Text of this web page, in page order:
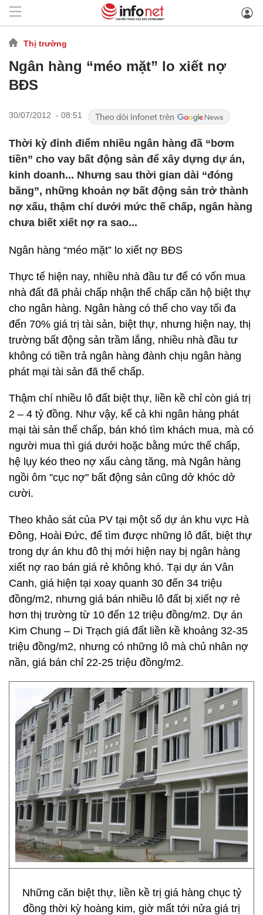
Thị trường
Ngân hàng “méo mặt” lo xiết nợ
BĐS
30/07/2012 - 08:51
Thời kỳ đỉnh điểm nhiều ngân hàng đã “bơm
tiền” cho vay bất động sản để xây dựng dự án,
kinh doanh... Nhưng sau thời gian dài “đóng
băng”, những khoản nợ bất động sản trở thành
nợ xấu, thậm chí dưới mức thế chấp, ngân hàng
chưa biết xiết nợ ra sao...
Ngân hàng “méo mặt” lo xiết nợ BĐS
Thực tế hiện nay, nhiều nhà đầu tư để có vốn mua
nhà đất đã phải chấp nhận thế chấp căn hộ biệt thự
cho ngân hàng. Ngân hàng có thể cho vay tối đa
đến 70% giá trị tài sản, biệt thự, nhưng hiện nay, thị
trường bất động sản trầm lắng, nhiều nhà đầu tư
không có tiền trả ngân hàng đành chịu ngân hàng
phát mại tài sản đã thế chấp.
Thậm chí nhiều lô đất biệt thự, liền kề chỉ còn giá trị
2 – 4 tỷ đồng. Như vậy, kể cả khi ngân hàng phát
mại tài sản thế chấp, bán khó tìm khách mua, mà có
người mua thì giá dưới hoặc bằng mức thế chấp,
hệ lụy kéo theo nợ xấu càng tăng, mà Ngân hàng
ngồi ôm "cục nợ" bất động sản cũng dở khóc dở
cười.
Theo khảo sát của PV tại một số dự án khu vực Hà
Đông, Hoài Đức, để tìm được những lô đất, biệt thự
trong dự án khu đô thị mới hiện nay bị ngân hàng
xiết nợ rao bán giá rẻ không khó. Tại dự án Vân
Canh, giá hiện tại xoay quanh 30 đến 34 triệu
đồng/m2, nhưng giá bán nhiều lô đất bị xiết nợ rẻ
hơn thị trường từ 10 đến 12 triệu đồng/m2. Dự án
Kim Chung – Di Trạch giá đất liền kề khoảng 32-35
triệu đồng/m2, nhưng có những lô mà chủ nhân nợ
nần, giá bán chỉ 22-25 triệu đồng/m2.
Những căn biệt thự, liền kề trị giá hàng chục tỷ
đồng thời kỳ hoàng kim, giờ mất tới nửa giá trị